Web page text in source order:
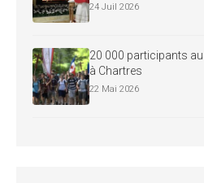
24 Juil 2026
20 000 participants
à Chartres
22 Mai 2026